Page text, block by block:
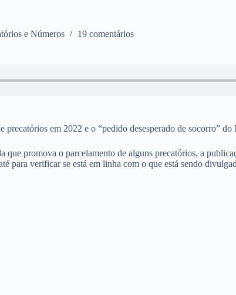
e Números 19 comentários
em 2022 e o “pedido desesperado de socorro”
promova o parcelamento de alguns precatórios, a
para verificar se está em linha com o que está sendo